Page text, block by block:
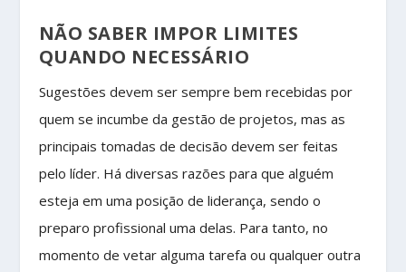
NÃO SABER IMPOR LIMITES
QUANDO NECESSÁRIO
Sugestões devem ser sempre bem recebidas por
quem se incumbe da gestão de projetos, mas as
principais tomadas de decisão devem ser feitas
pelo líder. Há diversas razões para que alguém
esteja em uma posição de liderança, sendo o
preparo profissional uma delas. Para tanto, no
momento de vetar alguma tarefa ou qualquer outra